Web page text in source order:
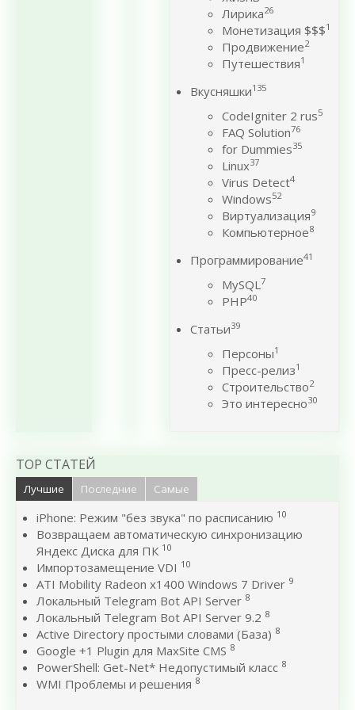
Лирика26
Монетизация $$$1
Продвижение2
Путешествия1
Вкусняшки135
CodeIgniter 2 rus5
FAQ Solution76
for Dummies35
Linux37
Virus Detect4
Windows52
Виртуализация9
Компьютерное8
Программирование41
MySQL7
PHP40
Статьи39
Персоны1
Пресс-релиз1
Строительство2
Это интересно30
TOP СТАТЕЙ
Лучшие Последние Самые
iPhone: Режим "без звука" по расписанию 10
Возвращаем автоматическую синхронизацию
Яндекс Диска для ПК 10
Импортозамещение VDI 10
ATI Mobility Radeon x1400 Windows 7 Driver 9
Локальный Telegram Bot API Server 8
Локальный Telegram Bot API Server 9.2 8
Active Directory простыми словами (База) 8
Google +1 Plugin для MaxSite CMS 8
PowerShell: Get-Net* Недопустимый класс 8
WMI Проблемы и решения 8